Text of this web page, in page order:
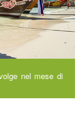
nel mese di